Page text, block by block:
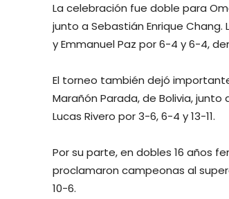
La celebración fue doble para
junto a Sebastián Enrique
y Emmanuel Paz por 6-4 y 6-4,
El torneo también dejó
Marañón Parada, de Bolivia,
Lucas Rivero por 3-6, 6-4 y 13-11.
Por su parte, en dobles 16 años
proclamaron campeonas al
10-6.